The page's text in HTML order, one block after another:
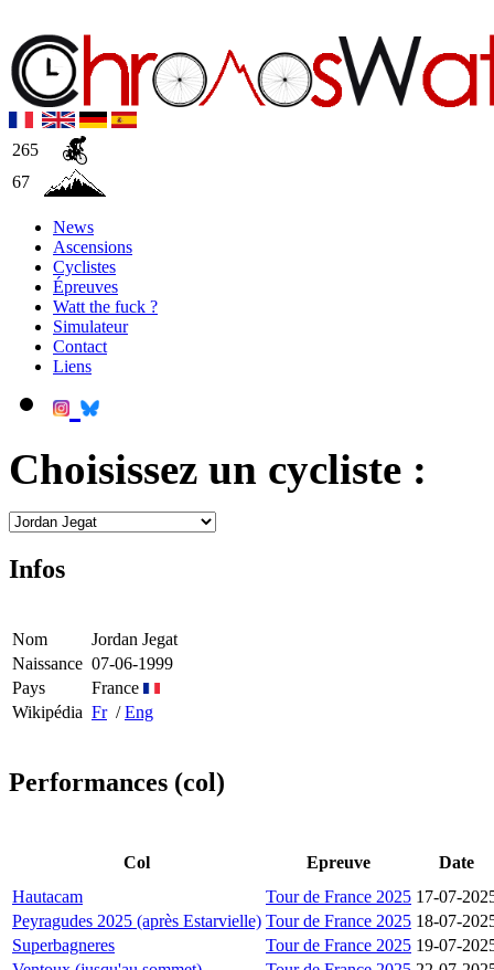
265
67
News
Ascensions
Cyclistes
Épreuves
Watt the fuck ?
Simulateur
Contact
Liens
Choisissez un cycliste :
Infos
Nom
Jordan Jegat
Naissance 07-06-1999
Pays
France
Wikipédia Fr/Eng
Performances (col)
Col Epreuve
Date
Hautacam
Tour de France 2025 17-07-
Peyragudes 2025 (après Estarvielle) Tour de France 2025 18-07-
Superbagneres
Tour de France 2025 19-07-